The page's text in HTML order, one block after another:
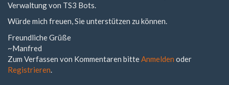
Verwaltung von TS3 Bots.
Würde mich freuen, Sie unterstützen zu können.
Freundliche Grüße
~Manfred
Zum Verfassen von Kommentaren bitte Anmelden oder
Registrieren